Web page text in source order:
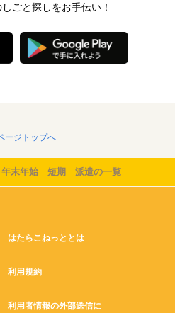
ごと探しをお手伝い！
ージトップへ
末年始 短期 派遣の一覧
はたらこねっととは
利用規約
利用者情報の外部送信に